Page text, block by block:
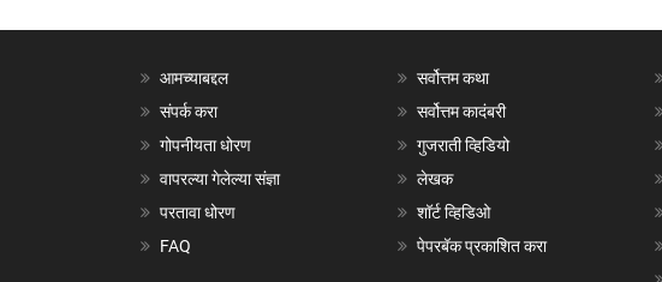
आमच्याबद्दल
संपर्क करा
गोपनीयता धोरण
वापरल्या गेलेल्या संज्ञा
परतावा धोरण
FAQ
सर्वोत्तम कथा
सर्वोत्तम कादंबरी
गुजराती व्हिडियो
लेखक
शॉर्ट व्हिडिओ
पेपरबॅक प्रकाशित करा